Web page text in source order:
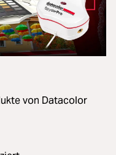
von Datacolor